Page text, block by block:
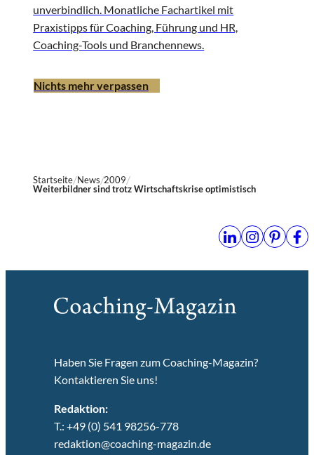
unverbindlich. Monatliche Fachartikel mit
Praxistipps für Coaching, Führung und HR,
Coaching-Tools und Branchennews.
Nichts mehr verpassen
Startseite News 2009
Weiterbildner sind trotz Wirtschaftskrise optimistisch
Haben Sie Fragen zum Coaching-Magazin?
Kontaktieren Sie uns!
Redaktion:
T.: +49 (0) 541 98256-778
redaktion@coaching-magazin.de